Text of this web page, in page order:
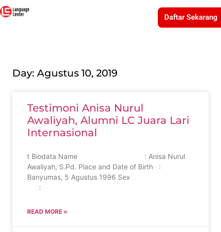
Daftar Sekarang
Day: Agustus 10, 2019
Testimoni Anisa Nurul
Awaliyah, Alumni LC Juara Lari
Internasional
t Biodata Name : Anisa Nurul
Awaliyah, S.Pd. Place and Date of Birth :
Banyumas, 5 Agustus 1996 Sex
:
READ MORE »